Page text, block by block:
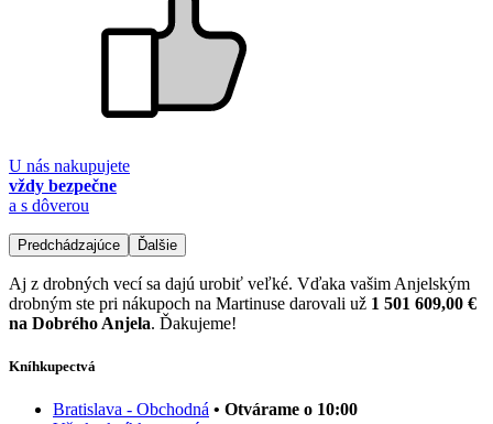
U nás nakupujete
vždy bezpečne
a s dôverou
Predchádzajúce Ďalšie
Aj z drobných vecí sa dajú urobiť veľké. Vďaka vašim Anjelským
drobným ste pri nákupoch na Martinuse darovali už 1 501 609,00 €
na Dobrého Anjela. Ďakujeme!
Kníhkupectvá
Bratislava - Obchodná • Otvárame o 10:00